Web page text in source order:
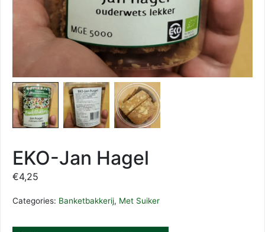
EKO-Jan Hagel
€4,25
Categories: Banketbakkerij, Met Suiker